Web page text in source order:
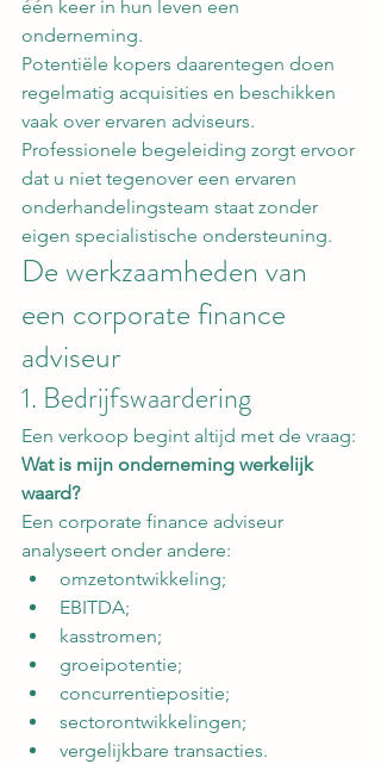
één keer in hun leven een
onderneming.
Potentiële kopers daarentegen doen
regelmatig acquisities en beschikken
vaak over ervaren adviseurs.
Professionele begeleiding zorgt ervoor
dat u niet tegenover een ervaren
onderhandelingsteam staat zonder
eigen specialistische ondersteuning.
De werkzaamheden van
een corporate finance
adviseur
1. Bedrijfswaardering
Een verkoop begint altijd met de vraag:
Wat is mijn onderneming werkelijk
waard?
Een corporate finance adviseur
analyseert onder andere:
omzetontwikkeling;
EBITDA;
kasstromen;
groeipotentie;
concurrentiepositie;
sectorontwikkelingen;
vergelijkbare transacties.